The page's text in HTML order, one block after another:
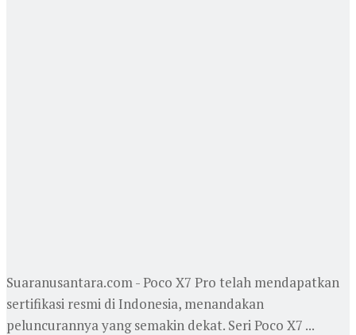
Suaranusantara.com - Poco X7 Pro telah mendapatkan
sertifikasi resmi di Indonesia, menandakan
peluncurannya yang semakin dekat. Seri Poco X7 ...